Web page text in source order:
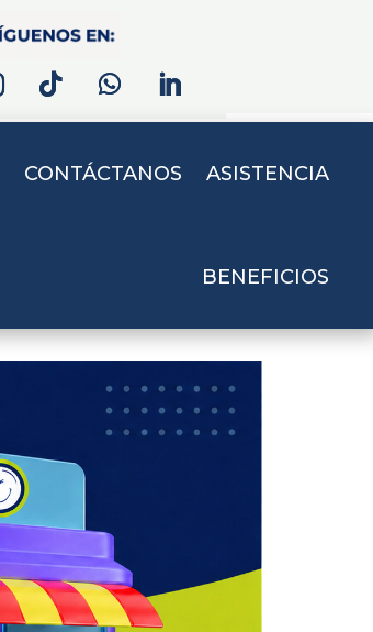
CONTÁCTANOS ASISTENCIA
BENEFICIOS